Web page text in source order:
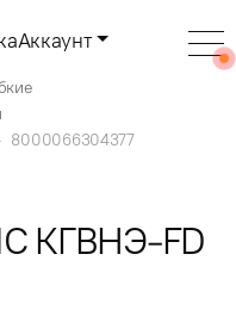
Аккаунт
8000066304377
КГВНЭ-FD